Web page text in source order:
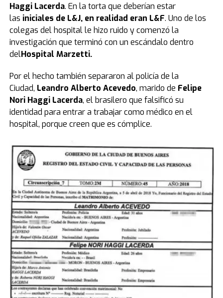
Haggi Lacerda. En la torta que deberían estar
las iniciales de L&J, en realidad eran L&F. Uno de los
colegas del hospital le hizo ruido y comenzó la
investigación que terminó con un escándalo dentro
delHospital Marzetti.
Por el hecho también separaron al policía de la
Ciudad, Leandro Alberto Acevedo, marido de Felipe
Nori Haggi Lacerda, el brasilero que falsificó su
identidad para entrar a trabajar como médico en el
hospital, porque creen que es cómplice.